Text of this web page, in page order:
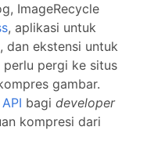
ImageRecycle
, aplikasi untuk
, dan ekstensi untuk
pergi ke situs
gambar.
API bagi developer
kompresi dari